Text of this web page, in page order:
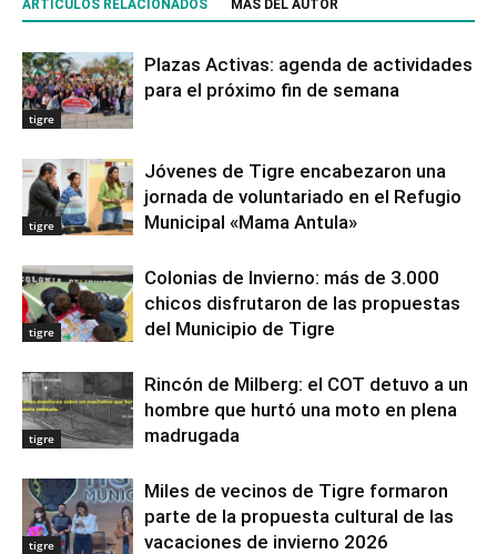
ARTÍCULOS RELACIONADOS MÁS DEL AUTOR
tigre
Plazas Activas: agenda de actividades
para el próximo fin de semana
tigre
Jóvenes de Tigre encabezaron una
jornada de voluntariado en el Refugio
Municipal «Mama Antula»
tigre
Colonias de Invierno: más de 3.000
chicos disfrutaron de las propuestas
del Municipio de Tigre
tigre
Rincón de Milberg: el COT detuvo a un
hombre que hurtó una moto en plena
madrugada
tigre
Miles de vecinos de Tigre formaron
parte de la propuesta cultural de las
vacaciones de invierno 2026